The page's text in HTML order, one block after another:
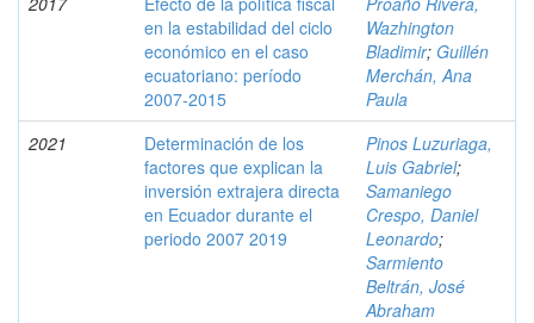
en la estabilidad del ciclo
económico en el caso
ecuatoriano: período
2007-2015
Wazhington
Bladimir; Guillén
Merchán, Ana
Paula
2021
Determinación de los
factores que explican la
inversión extrajera directa
en Ecuador durante el
periodo 2007 2019
Pinos Luzuriaga,
Luis Gabriel;
Samaniego
Crespo, Daniel
Leonardo;
Sarmiento
Beltrán, José
Abraham